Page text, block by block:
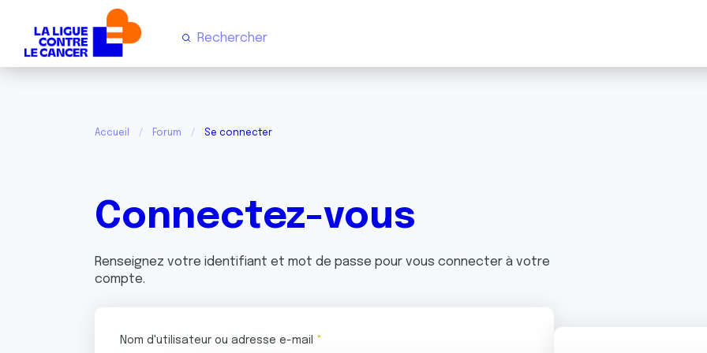
Accueil Forum Se connecter
Connectez-vous
Renseignez votre identifiant et mot de passe pour vous connecter à votre
compte.
Nom d'utilisateur ou adresse e-mail